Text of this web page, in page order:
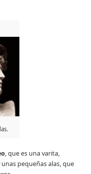
, que es una varita,
pequeñas alas, que